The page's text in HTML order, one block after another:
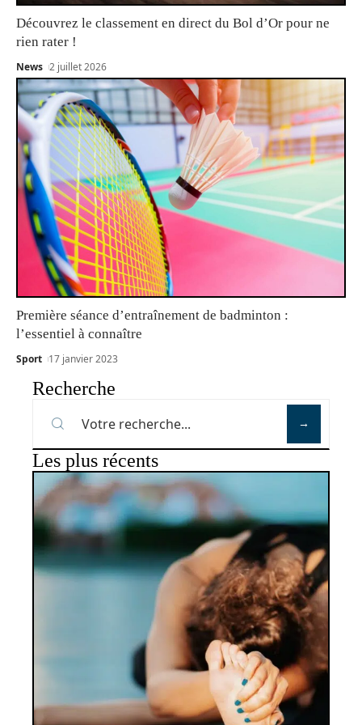
Découvrez le classement en direct du Bol d’Or pour ne
rien rater !
News 2 juillet 2026
Première séance d’entraînement de badminton :
l’essentiel à connaître
Sport 17 janvier 2023
Recherche
Les plus récents